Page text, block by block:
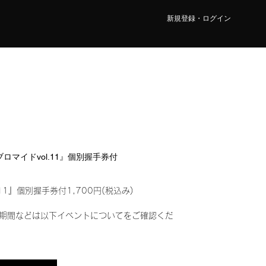
新規登録・ログイン
マイドvol.11』個別握手券付
』個別握手券付1,700円(税込み)
間などは以下イベントについてをご確認くだ